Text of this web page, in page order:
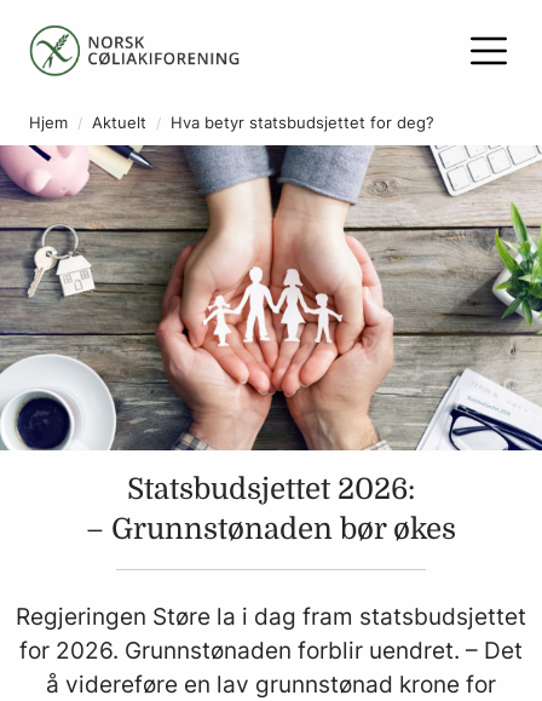
Hjem Aktuelt Hva betyr statsbudsjettet for deg?
Statsbudsjettet 2026:
– Grunnstønaden bør økes
Regjeringen Støre la i dag fram statsbudsjettet
for 2026. Grunnstønaden forblir uendret. – Det
å videreføre en lav grunnstønad krone for